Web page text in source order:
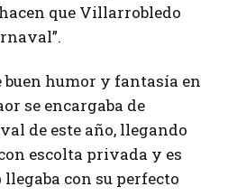
que Villarrobledo
buen humor y fantasía en
se encargaba de
de este año, llegando
escolta privada y es
con su perfecto